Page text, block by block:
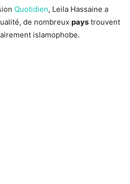
Quotidien, Leila Hassaine a
de nombreux pays trouvent
islamophobe.